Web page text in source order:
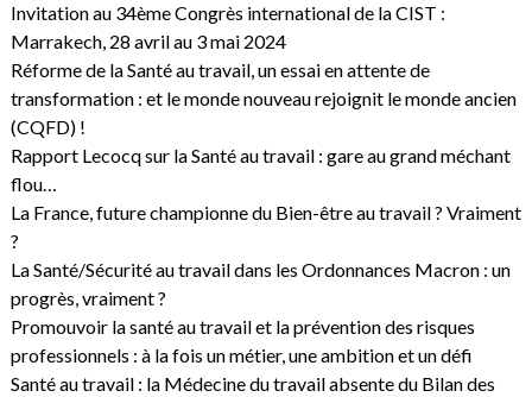
Invitation au 34ème Congrès international de la CIST :
Marrakech, 28 avril au 3 mai 2024
Réforme de la Santé au travail, un essai en attente de
transformation : et le monde nouveau rejoignit le monde ancien
(CQFD) !
Rapport Lecocq sur la Santé au travail : gare au grand méchant
flou…
La France, future championne du Bien-être au travail ? Vraiment
?
La Santé/Sécurité au travail dans les Ordonnances Macron : un
progrès, vraiment ?
Promouvoir la santé au travail et la prévention des risques
professionnels : à la fois un métier, une ambition et un défi
Santé au travail : la Médecine du travail absente du Bilan des